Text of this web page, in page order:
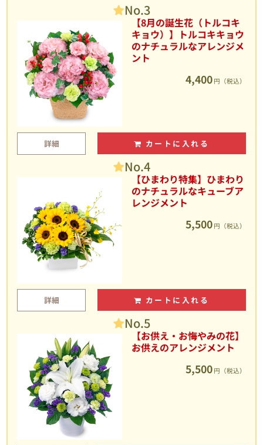
No.3
【8月の誕生花（トルコキ
キョウ）】トルコキキョウ
のナチュラルなアレンジメ
ント
4,400 円（税込）
詳細 カートに入れる
No.4
【ひまわり特集】ひまわり
のナチュラルなキューブア
レンジメント
5,500 円（税込）
詳細 カートに入れる
No.5
【お供え・お悔やみの花】
お供えのアレンジメント
5,500 円（税込）